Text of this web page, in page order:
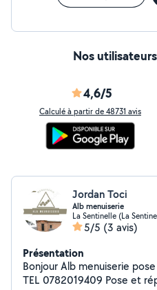
Nos
4,6/5
Calculé à partir de 48731 avis
Jordan Toci
Alb menuiserie
La Sentinelle (La
5/5 (3 avis)
Présentation
Bonjour Alb menuiserie pose SIRET 98485715100018
TEL 0782019409 Pose et réparation menuiserie alu bois